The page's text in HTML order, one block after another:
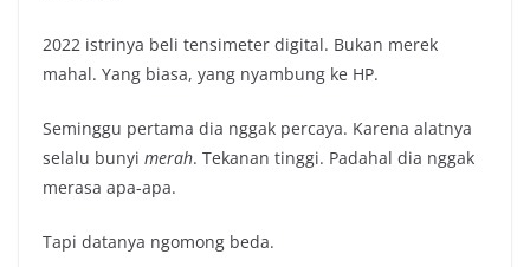
2022 istrinya beli tensimeter digital. Bukan merek
mahal. Yang biasa, yang nyambung ke HP.
Seminggu pertama dia nggak percaya. Karena alatnya
selalu bunyi merah. Tekanan tinggi. Padahal dia nggak
merasa apa-apa.
Tapi datanya ngomong beda.